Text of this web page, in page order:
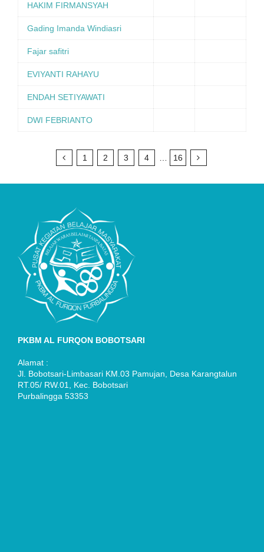
HAKIM FIRMANSYAH
Gading Imanda Windiasri
Fajar safitri
EVIYANTI RAHAYU
ENDAH SETIYAWATI
DWI FEBRIANTO
1 2 3 4 16
PKBM AL FURQON BOBOTSARI
Alamat :
Jl. Bobotsari-Limbasari KM.03 Pamujan, Desa Karangtalun
RT.05/ RW.01, Kec. Bobotsari
Purbalingga 53353